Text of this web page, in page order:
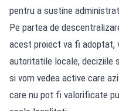
pentru a sustine
Pe partea de
acest proiect va fi adoptat,
autoritatile locale, deciziile
si vom vedea active care
care nu pot fi valorificate